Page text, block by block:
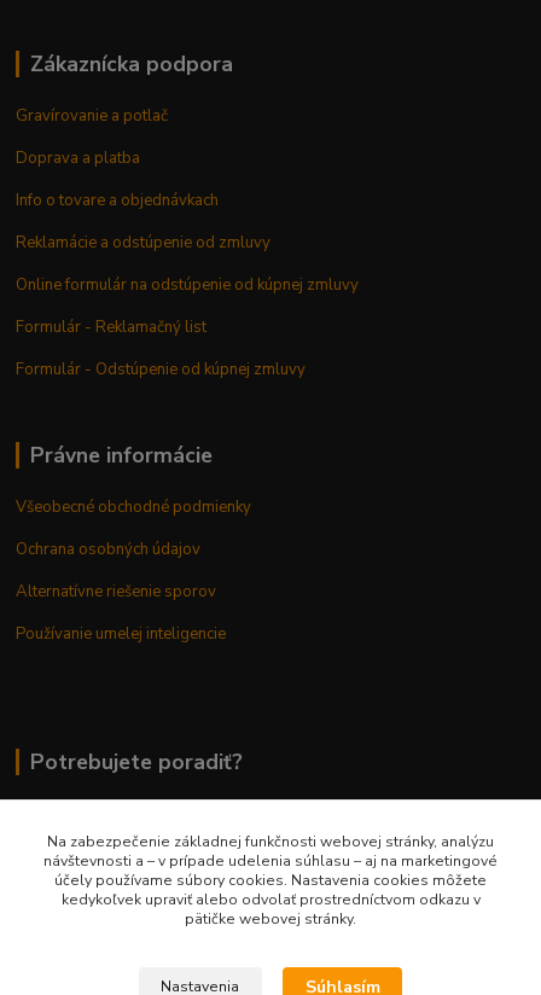
Zákaznícka podpora
Gravírovanie a potlač
Doprava a platba
Info o tovare a objednávkach
Reklamácie a odstúpenie od zmluvy
Online formulár na odstúpenie od kúpnej zmluvy
Formulár - Reklamačný list
Formulár - Odstúpenie od kúpnej zmluvy
Právne informácie
Všeobecné obchodné podmienky
Ochrana osobných údajov
Alternatívne riešenie sporov
Používanie umelej inteligencie
Potrebujete poradiť?
0948 236 042
info@margaretkashop.sk
Na zabezpečenie základnej funkčnosti webovej stránky, analýzu
návštevnosti a – v prípade udelenia súhlasu – aj na marketingové
účely používame súbory cookies. Nastavenia cookies môžete
kedykoľvek upraviť alebo odvolať prostredníctvom odkazu v
pätičke webovej stránky.
Nastavenia Súhlasím